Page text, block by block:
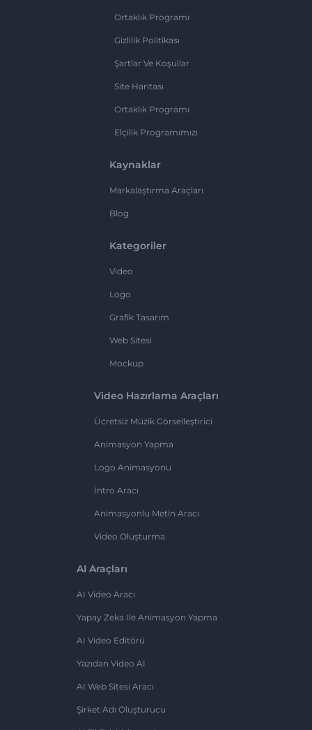
Ortaklık Programı
Gizlilik Politikası
Şartlar Ve Koşullar
Site Haritası
Ortaklık Programı
Elçilik Programımızı
Kaynaklar
Markalaştırma Araçları
Blog
Kategoriler
Video
Logo
Grafik Tasarım
Web Sitesi
Mockup
Video Hazırlama Araçları
Ücretsiz Müzik Görselleştirici
Animasyon Yapma
Logo Animasyonu
İntro Aracı
Animasyonlu Metin Aracı
Video Oluşturma
AI Araçları
AI Video Aracı
Yapay Zeka Ile Animasyon Yapma
AI Video Editörü
Yazıdan Video AI
AI Web Sitesi Aracı
Şirket Adı Oluşturucu